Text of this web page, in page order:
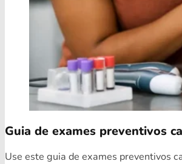
Guia de exames preventivos
Use este guia de exames preventivos